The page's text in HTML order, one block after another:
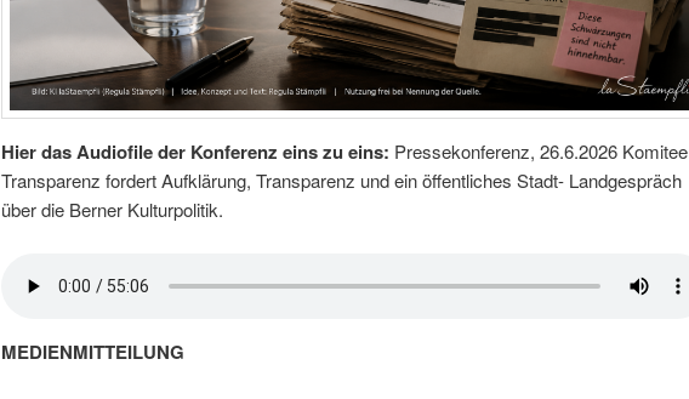
Hier das Audiofile der Konferenz eins zu eins: Pressekonferenz, 26.6.2026 Komitee
Transparenz fordert Aufklärung, Transparenz und ein öffentliches Stadt- Landgespräch
über die Berner Kulturpolitik.
MEDIENMITTEILUNG